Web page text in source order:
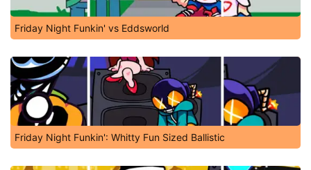
Friday Night Funkin' vs Eddsworld
Friday Night Funkin': Whitty Fun Sized Ballistic